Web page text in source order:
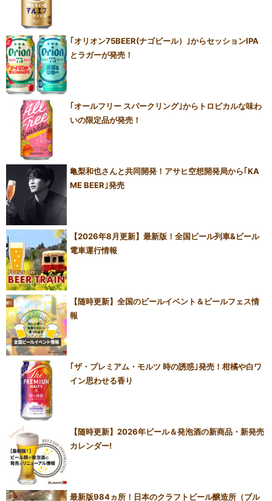
｢オリオン75BEER(ナゴビール）｣からセッションIPA
とラガーが発売！
｢オールフリー スパークリング｣からトロピカルな味わ
いの限定品が発売！
亀梨和也さんと共同開発！アサヒ空想開発局から｢KA
ME BEER｣発売
【2026年8月更新】最新版！全国ビール列車&ビール
電車運行情報
【随時更新】全国のビールイベント＆ビールフェス情
報
｢ザ・プレミアム・モルツ 時の誘惑｣発売！柑橘や白ワ
イン思わせる香り
【随時更新】2026年ビール＆発泡酒の新商品・新発売
カレンダー!
最新版984ヵ所！日本のクラフトビール醸造所（ブル